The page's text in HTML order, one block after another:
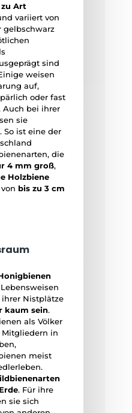
Art
variiert von
gelbschwarz
sind
weisen
auf,
oder fast
Auch bei ihrer
sie
So ist eine der
die
4 mm groß,
Holzbiene
bis zu 3 cm
Nistplätze
kaum sein.
als Völker
in
meist
. Für ihre
sie sich